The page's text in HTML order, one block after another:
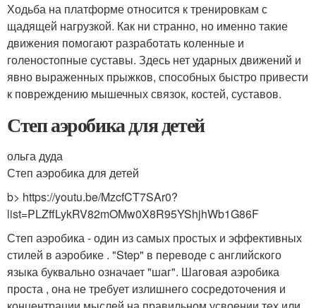
Ходьба на платформе относится к тренировкам с
щадящей нагрузкой. Как ни странно, но именно такие
движения помогают разработать коленные и
голеностопные суставы. Здесь нет ударных движений и
явно выраженных прыжков, способных быстро привести
к повреждению мышечных связок, костей, суставов.
Степ аэробика для детей
ольга дуда
Степ аэробика для детей
b> https://youtu.be/MzcfCT7SAr0?
list=PLZffLykRV82mOMw0X8R95YShjhWb1G86F
Степ аэробика - один из самых простых и эффективных
стилей в аэробике . "Step" в переводе с английского
языка буквально означает "шаг". Шаговая аэробика
проста , она не требует излишнего сосредоточения и